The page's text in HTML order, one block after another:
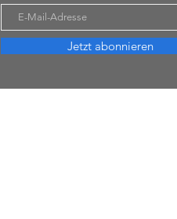
Jetzt abonnieren